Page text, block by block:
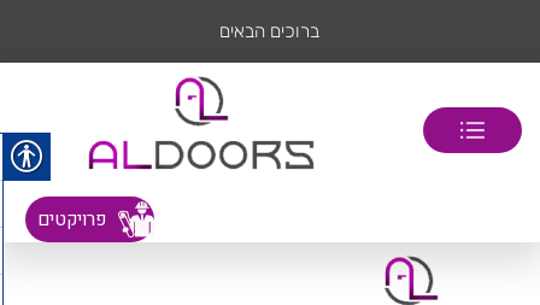
ברוכים הבאים
דף הבית
פרויקטים